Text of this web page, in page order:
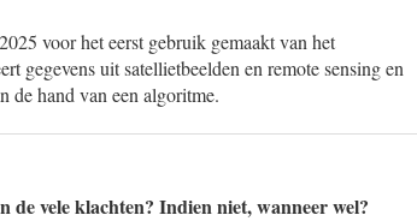
voor het eerst gebruik gemaakt van het
gegevens uit satellietbeelden en remote sensing en
de hand van een algoritme.
vele klachten? Indien niet, wanneer wel?